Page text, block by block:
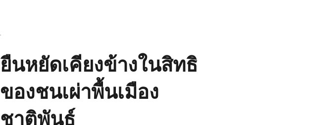
ยืนหยัดเคียงข้างในสิทธิ
ของชนเผ่าพื้นเมือง
ชาติพันธุ์